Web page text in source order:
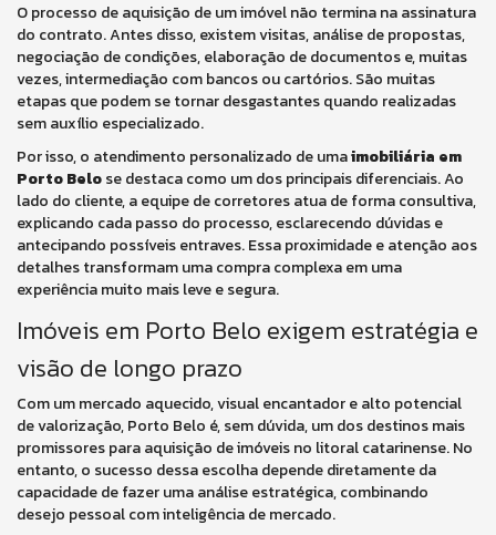
O processo de aquisição de um imóvel não termina na assinatura
do contrato. Antes disso, existem visitas, análise de propostas,
negociação de condições, elaboração de documentos e, muitas
vezes, intermediação com bancos ou cartórios. São muitas
etapas que podem se tornar desgastantes quando realizadas
sem auxílio especializado.
Por isso, o atendimento personalizado de umaimobiliária em
Porto Belose destaca como um dos principais diferenciais. Ao
lado do cliente, a equipe de corretores atua de forma consultiva,
explicando cada passo do processo, esclarecendo dúvidas e
antecipando possíveis entraves. Essa proximidade e atenção aos
detalhes transformam uma compra complexa em uma
experiência muito mais leve e segura.
Imóveis em Porto Belo exigem estratégia e
visão de longo prazo
Com um mercado aquecido, visual encantador e alto potencial
de valorização, Porto Belo é, sem dúvida, um dos destinos mais
promissores para aquisição de imóveis no litoral catarinense. No
entanto, o sucesso dessa escolha depende diretamente da
capacidade de fazer uma análise estratégica, combinando
desejo pessoal com inteligência de mercado.